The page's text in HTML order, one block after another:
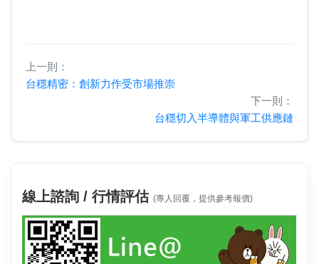
上一則：
台穩精密：創新力作受市場推崇
下一則：
台穩切入半導體與軍工供應鏈
線上諮詢 / 行情評估 (專人回覆，提供參考報價)